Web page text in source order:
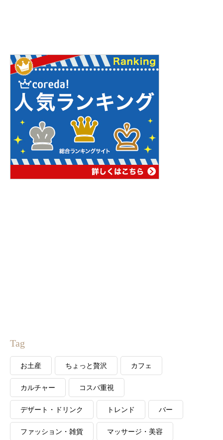
Tag
お土産 ちょっと贅沢 カフェ
カルチャー コスパ重視
デザート・ドリンク トレンド バー
ファッション・雑貨 マッサージ・美容